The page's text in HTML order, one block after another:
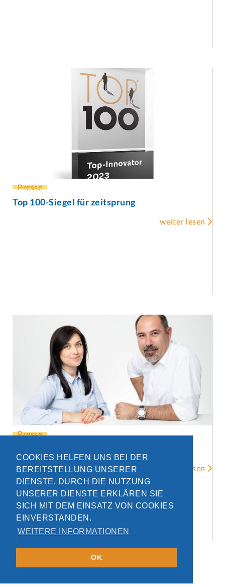
COOKIES HELFEN UNS BEI DER
BEREITSTELLUNG UNSERER
DIENSTE. DURCH DIE NUTZUNG
UNSERER DIENSTE ERKLÄREN SIE
SICH MIT DEM EINSATZ VON COOKIES
EINVERSTANDEN.
WEITERE INFORMATIONEN
OK
Presse
Top 100-Siegel für zeitsprung
weiter lesen 
Presse
weiter lesen 